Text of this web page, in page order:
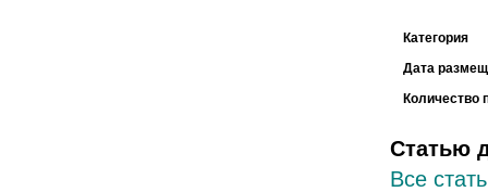
Категория
Дата
Количество
Статью
Все